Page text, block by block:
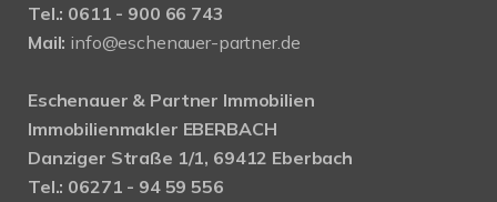
Tel.: 0611 - 900 66 743
Mail: info@eschenauer-partner.de
Eschenauer & Partner Immobilien
Immobilienmakler EBERBACH
Danziger Straße 1/1, 69412 Eberbach
Tel.: 06271 - 94 59 556